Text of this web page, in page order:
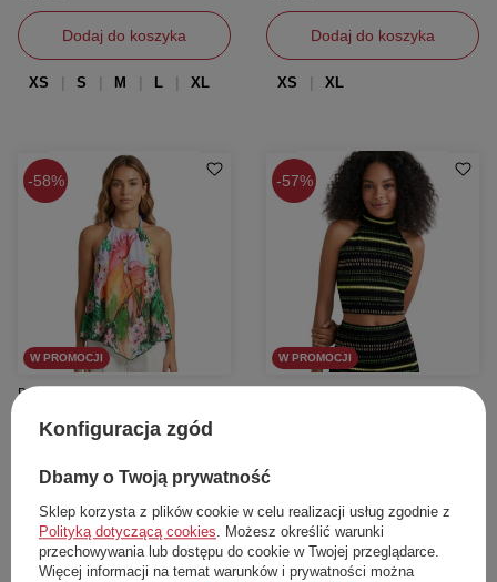
Dodaj do koszyka
XS S M L XL
Dodaj do koszyka
XS XL
58%
W PROMOCJI
Bluzka damska Desigual Azucar
Desigual
Cena katalogowa:319,00 zł
149,00 zł
Dodaj do koszyka
57%
W PROMOCJI
Cena katalogowa:
137,00 zł
Dodaj do koszyka
Konfiguracja zgód
Dbamy o Twoją prywatność
Sklep korzysta z plików cookie w celu realizacji usług zgodnie z
Polityką dotyczącą cookies. Możesz określić warunki
przechowywania lub dostępu do cookie w Twojej przeglądarce.
Więcej informacji na temat warunków i prywatności można